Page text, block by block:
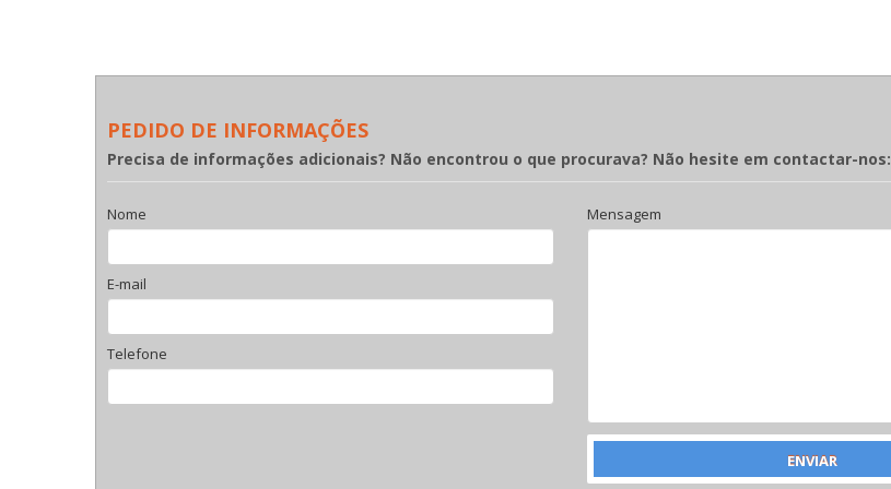
PEDIDO DE INFORMAÇÕES
Precisa de informações adicionais? Não encontrou o que procurava? Não hesite em contactar-nos:
Nome
E-mail
Telefone
Mensagem